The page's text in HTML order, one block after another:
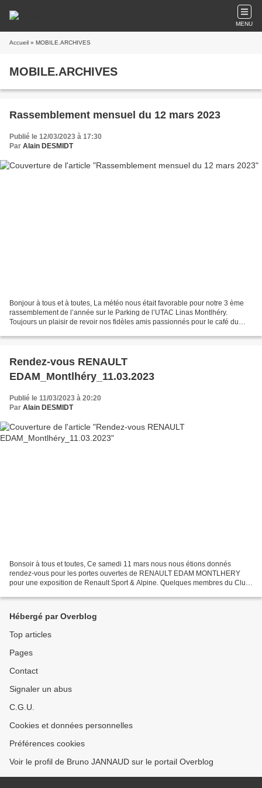
MENU
Accueil » MOBILE.ARCHIVES
MOBILE.ARCHIVES
Rassemblement mensuel du 12 mars 2023
Publié le 12/03/2023 à 17:30
Par Alain DESMIDT
Bonjour à tous et à toutes, La météo nous était favorable pour notre 3 ème
rassemblement de l’année sur le Parking de l’UTAC Linas Montlhéry.
Toujours un plaisir de revoir nos fidèles amis passionnés pour le café du
Rendez-vous RENAULT
EDAM_Montlhéry_11.03.2023
Publié le 11/03/2023 à 20:20
Par Alain DESMIDT
Bonsoir à tous et toutes, Ce samedi 11 mars nous nous étions donnés
rendez-vous pour les portes ouvertes de RENAULT EDAM MONTLHERY
pour une exposition de Renault Sport & Alpine. Quelques membres du Club
Hébergé par Overblog
Top articles
Pages
Contact
Signaler un abus
C.G.U.
Cookies et données personnelles
Préférences cookies
Voir le profil de Bruno JANNAUD sur le portail Overblog